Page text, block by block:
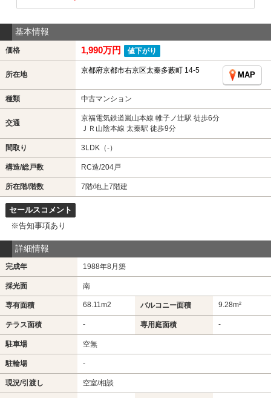
基本情報
価格 1,990万円 値下がり
所在地 京都府京都市右京区太秦多藪町 14-5
MAP
種類 中古マンション
交通
京福電気鉄道嵐山本線 帷子ノ辻駅 徒歩6分
ＪＲ山陰本線 太秦駅 徒歩9分
間取り 3LDK（-）
構造/総戸数 RC造/204戸
所在階/階数 7階/地上7階建
セールスコメント
※告知事項あり
詳細情報
完成年 1988年8月築
採光面 南
専有面積 68.11m2 バルコニー面積 9.28m²
テラス面積 - 専用庭面積 -
駐車場 空無
駐輪場 -
現況/引渡し 空室/相談